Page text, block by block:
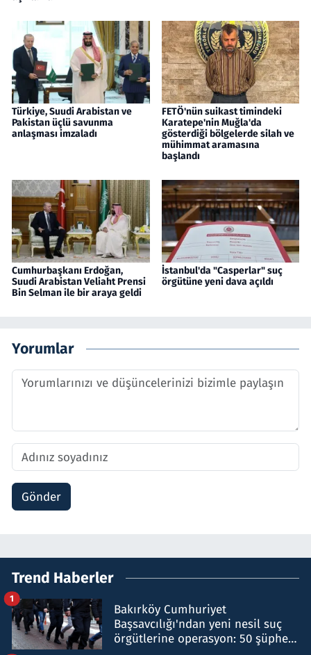
Türkiye, Suudi Arabistan ve
Pakistan üçlü savunma
anlaşması imzaladı
FETÖ'nün suikast timindeki
Karatepe'nin Muğla'da
gösterdiği bölgelerde silah ve
mühimmat aramasına
başlandı
Cumhurbaşkanı Erdoğan,
Suudi Arabistan Veliaht Prensi
Bin Selman ile bir araya geldi
İstanbul'da "Casperlar" suç
örgütüne yeni dava açıldı
Yorumlar
Gönder
Trend Haberler
Bakırköy Cumhuriyet
Başsavcılığı'ndan yeni nesil suç
örgütlerine operasyon: 50 şüpheli
1